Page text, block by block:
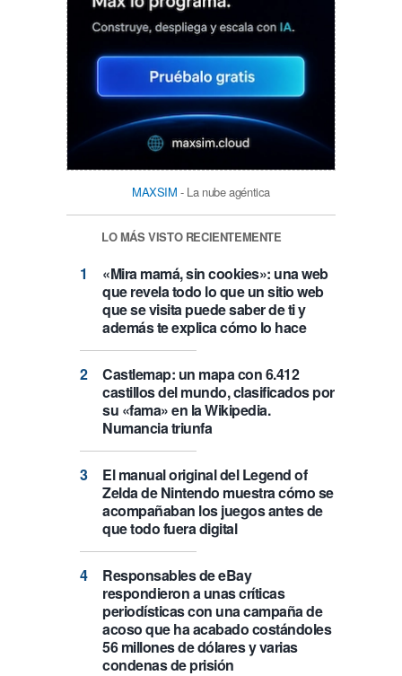
MAXSIM - La nube agéntica
LO MÁS VISTO RECIENTEMENTE
«Mira mamá, sin cookies»: una web
que revela todo lo que un sitio web
que se visita puede saber de ti y
además te explica cómo lo hace
Castlemap: un mapa con 6.412
castillos del mundo, clasificados por
su «fama» en la Wikipedia.
Numancia triunfa
El manual original del Legend of
Zelda de Nintendo muestra cómo se
acompañaban los juegos antes de
que todo fuera digital
Responsables de eBay
respondieron a unas críticas
periodísticas con una campaña de
acoso que ha acabado costándoles
56 millones de dólares y varias
condenas de prisión